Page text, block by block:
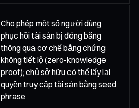
Cho phép một số người dùng
phục hồi tài sản bị đóng băng
thông qua cơ chế bằng chứng
không tiết lộ (zero-knowledge
proof); chủ sở hữu có thể lấy lại
quyền truy cập tài sản bằng seed
phrase